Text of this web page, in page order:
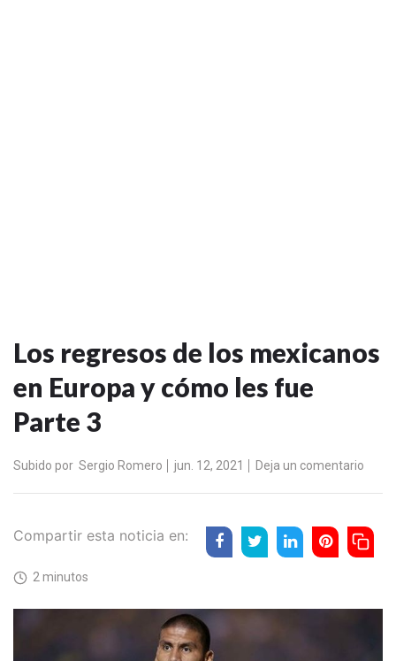
Los regresos de los mexicanos
en Europa y cómo les fue
Parte 3
Subido por Sergio Romero jun. 12, 2021 Deja un comentario
Compartir esta noticia en:
2 minutos